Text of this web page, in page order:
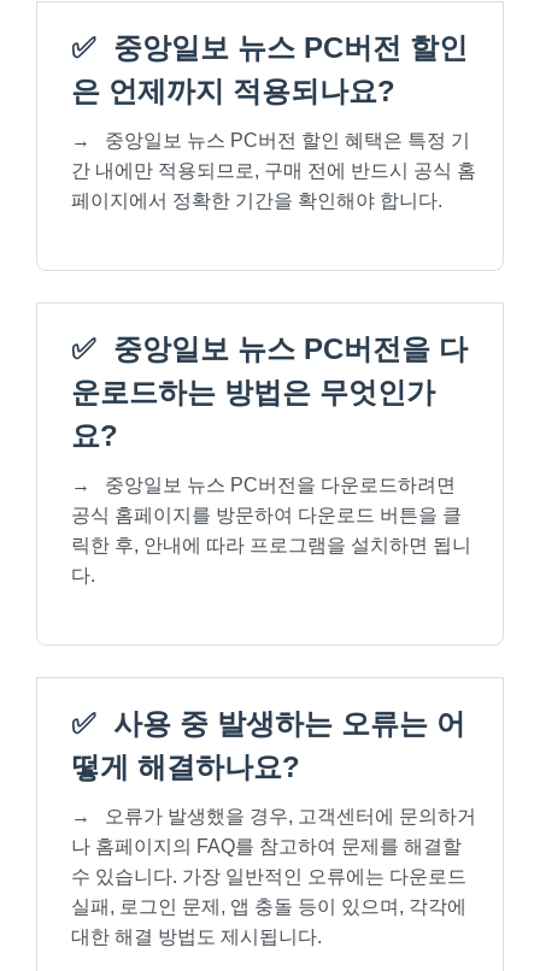
✅ 중앙일보 뉴스 PC버전 할인
은 언제까지 적용되나요?
→
중앙일보 뉴스 PC버전 할인 혜택은 특정 기
간 내에만 적용되므로, 구매 전에 반드시 공식 홈
페이지에서 정확한 기간을 확인해야 합니다.
✅ 중앙일보 뉴스 PC버전을 다
운로드하는 방법은 무엇인가
요?
→
중앙일보 뉴스 PC버전을 다운로드하려면
공식 홈페이지를 방문하여 다운로드 버튼을 클
릭한 후, 안내에 따라 프로그램을 설치하면 됩니
다.
✅ 사용 중 발생하는 오류는 어
떻게 해결하나요?
→
오류가 발생했을 경우, 고객센터에 문의하거
나 홈페이지의 FAQ를 참고하여 문제를 해결할
수 있습니다. 가장 일반적인 오류에는 다운로드
실패, 로그인 문제, 앱 충돌 등이 있으며, 각각에
대한 해결 방법도 제시됩니다.